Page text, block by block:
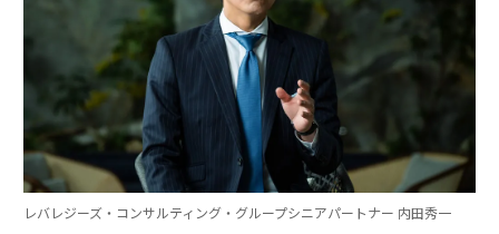
レバレジーズ・コンサルティング・グループシニアパートナー 内田秀一